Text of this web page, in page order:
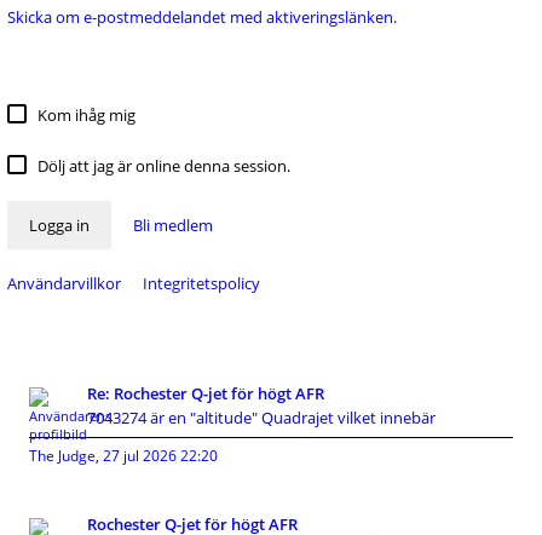
Skicka om e-postmeddelandet med aktiveringslänken.
Kom ihåg mig
Dölj att jag är online denna session.
Logga in Bli medlem
Användarvillkor Integritetspolicy
Re: Rochester Q-jet för högt AFR
7043274 är en "altitude" Quadrajet vilket innebär
The Judge, 27 jul 2026 22:20
Rochester Q-jet för högt AFR